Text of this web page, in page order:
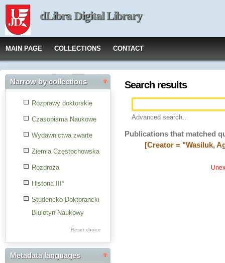
dLibra Digital Library
MAIN PAGE COLLECTIONS CONTACT
Narrow by collections
Rozprawy doktorskie
Czasopisma Naukowe
Wydawnictwa zwarte
Ziemia Częstochowska
Rozdroża
Historia III°
Studencko-Doktorancki
Biuletyn Naukowy
Res Academicae
Science Project Scripts
Biuletyn Informacyjny
Reset choice
Metadata languages
Search results
Advanced search..
Publications that matched
[Creator = "Wasiluk,